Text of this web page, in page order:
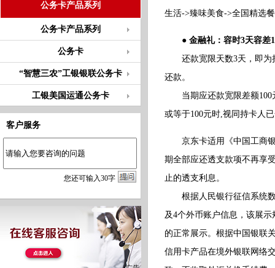
公务卡产品系列
公务卡产品系列
公务卡
“智慧三农”工银银联公务卡
工银美国运通公务卡
客户服务
您还可输入30字
生活->臻味美食->全国精选
● 金融礼：容时3天容差
还款宽限天数3天，即为持
还款。
当期应还款宽限差额100
或等于100元时,视同持卡人
京东卡适用《中国工商银
期全部应还透支款项不再享
止的透支利息。
根据人民银行征信系统数
及4个外币账户信息，该展
的正常展示。根据中国银联
信用卡产品在境外银联网络